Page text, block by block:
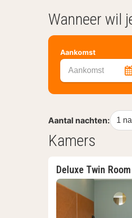
Wanneer wil
Aankomst
Aankomst
Aantal nachten: 1
Kamers
Deluxe Twin Room